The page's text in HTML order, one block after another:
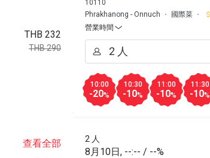
THB 232
THB 290
查看全部
10110
Phrakhanong - Onnuch
國際菜
營業時間
10:00
-20%
10:30
-10%
11:00
-10%
11:30
-10%
2 人
8月10日, --:-- / --%